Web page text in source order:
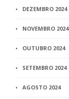
DEZEMBRO 2024
NOVEMBRO 2024
OUTUBRO 2024
SETEMBRO 2024
AGOSTO 2024